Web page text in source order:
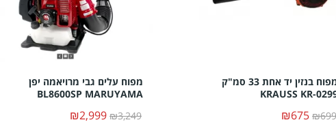
מפוח בנזין יד אחת 33 סמ"ק
KRAUSS KR-
₪699
₪675
מפוח עלים גבי מרויאמה יפן
BL8600SP MARUYAMA
₪3,249
₪2,999